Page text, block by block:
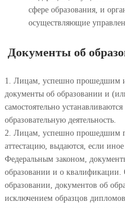
сфере образования, и
осуществляющие
Документы об
1. Лицам, успешно прошедшим
документы об образовании и
самостоятельно
образовательную деятельность.
2. Лицам, успешно прошедшим
аттестацию, выдаются, если
Федеральным законом,
образовании и о квалификации.
образовании, документов об
исключением образцов